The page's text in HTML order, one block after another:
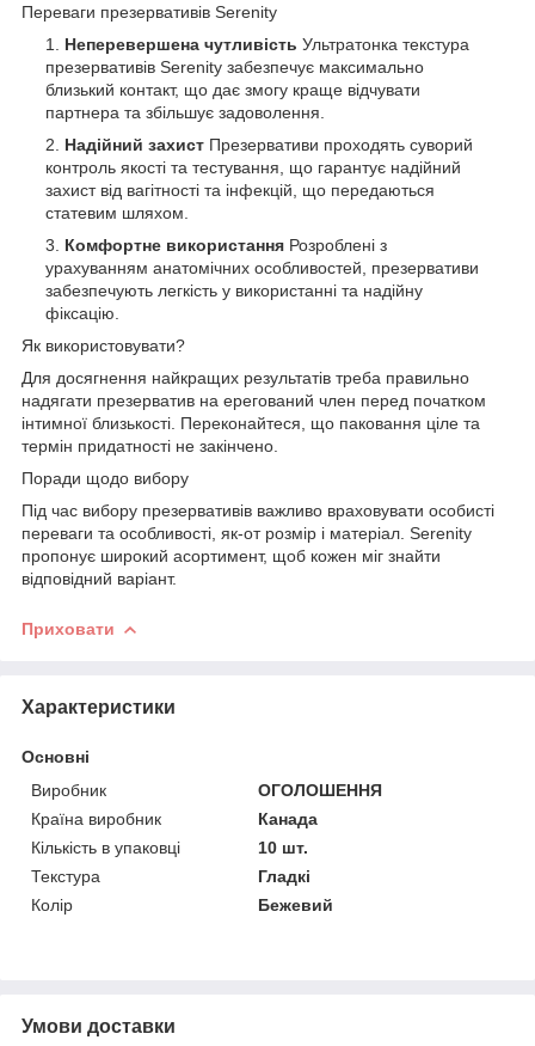
Переваги презервативів Serenity
Неперевершена чутливість Ультратонка текстура
презервативів Serenity забезпечує максимально
близький контакт, що дає змогу краще відчувати
партнера та збільшує задоволення.
Надійний захист Презервативи проходять суворий
контроль якості та тестування, що гарантує надійний
захист від вагітності та інфекцій, що передаються
статевим шляхом.
Комфортне використання Розроблені з
урахуванням анатомічних особливостей, презервативи
забезпечують легкість у використанні та надійну
фіксацію.
Як використовувати?
Для досягнення найкращих результатів треба правильно
надягати презерватив на ерегований член перед початком
інтимної близькості. Переконайтеся, що паковання ціле та
термін придатності не закінчено.
Поради щодо вибору
Під час вибору презервативів важливо враховувати особисті
переваги та особливості, як-от розмір і матеріал. Serenity
пропонує широкий асортимент, щоб кожен міг знайти
відповідний варіант.
Приховати
Характеристики
Основні
Виробник
ОГОЛОШЕННЯ
Країна виробник
Канада
Кількість в упаковці
10 шт.
Текстура
Гладкі
Колір
Бежевий
Умови доставки